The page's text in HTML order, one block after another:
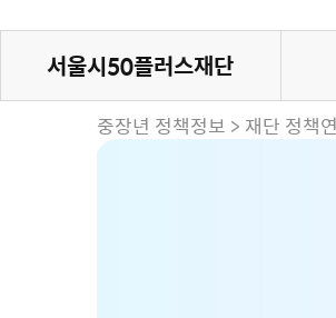
서울시50플러스재단
중장년 정책정보 > 재단 정책